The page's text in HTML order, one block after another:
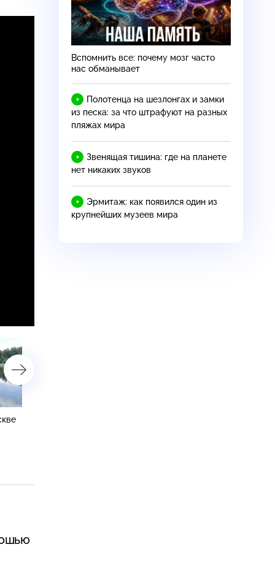
Вспомнить все: почему мозг часто
нас обманывает
Полотенца на шезлонгах и замки
из песка: за что штрафуют на разных
пляжах мира
Звенящая тишина: где на планете
нет никаких звуков
Эрмитаж: как появился один из
крупнейших музеев мира